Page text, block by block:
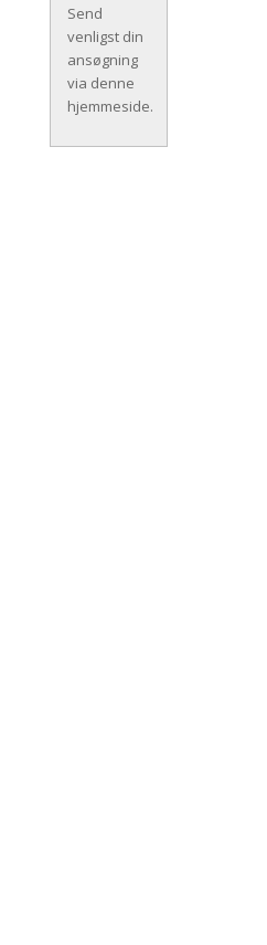
Send
venligst din
ansøgning
via denne
hjemmeside.